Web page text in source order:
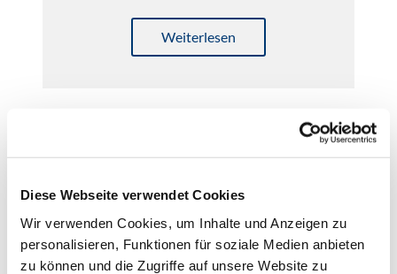
Diese Webseite verwendet Cookies
Wir verwenden Cookies, um Inhalte und Anzeigen zu
personalisieren, Funktionen für soziale Medien anbieten
zu können und die Zugriffe auf unsere Website zu
Weiterlesen